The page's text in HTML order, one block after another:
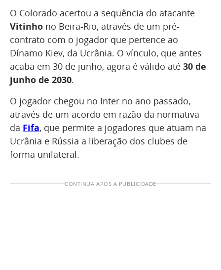
O Colorado acertou a sequência do atacante
Vitinho no Beira-Rio, através de um pré-
contrato com o jogador que pertence ao
Dínamo Kiev, da Ucrânia. O vínculo, que antes
acaba em 30 de junho, agora é válido até 30 de
junho de 2030.
O jogador chegou no Inter no ano passado,
através de um acordo em razão da normativa
da Fifa, que permite a jogadores que atuam na
Ucrânia e Rússia a liberação dos clubes de
forma unilateral.
CONTINUA APÓS A PUBLICIDADE